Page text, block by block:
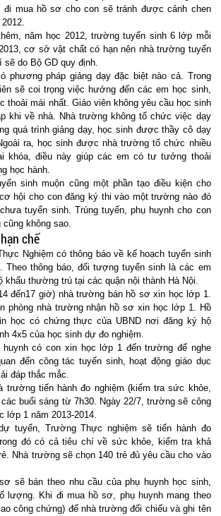
đi mua hồ sơ cho con sẽ tránh được cảnh chen
năm học 2012, trường tuyển sinh 6 lớp mỗi
cơ sở vật chất có hạn nên nhà trường tuyển
sẽ do Bộ GD quy định.
phương pháp giảng dạy đặc biệt nào cả. Trong
sẽ coi trọng việc hướng đến các em học sinh,
thoải mái nhất. Giáo viên không yêu cầu học sinh
khi về nhà. Nhà trường không tổ chức việc dạy
quá trình giảng dạy, học sinh được thầy cô dạy
ra, học sinh được nhà trường tổ chức nhiều
khóa, điều này giúp các em có tư tưởng thoải
học hành.
sinh muộn cũng một phần tạo điều kiện cho
hội cho con đăng ký thi vào một trường nào đó
tuyển sinh. Trúng tuyển, phụ huynh cho con
cũng không sao.
chế
Nghiệm có thông báo về kế hoạch tuyển sinh
Theo thông báo, đối tượng tuyển sinh là các em
khẩu thường trú tại các quận nội thành Hà Nội.
đến17 giờ) nhà trường bán hồ sơ xin học lớp 1.
phòng nhà trường nhận hồ sơ xin học lớp 1. Hồ
học có chứng thực của UBND nơi đăng ký hộ
4x5 của học sinh dự đo nghiệm.
có con xin học lớp 1 đến trường để nghe
đến công tác tuyển sinh, hoạt động giáo dục
đáp thắc mắc.
trường tiến hành đo nghiệm (kiểm tra sức khỏe,
các buổi sáng từ 7h30. Ngày 22/7, trường sẽ công
lớp 1 năm 2013-2014.
tuyển, Trường Thực nghiệm sẽ tiến hành đo
đó có cả tiêu chí về sức khỏe, kiểm tra khả
Nhà trường sẽ chọn 140 trẻ đủ yêu cầu cho vào
sẽ bán theo nhu cầu của phụ huynh học sinh,
lượng. Khi đi mua hồ sơ, phụ huynh mang theo
công chứng) để nhà trường đối chiếu và ghi tên